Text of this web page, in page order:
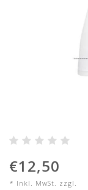
€12,50
* Inkl. MwSt. zzgl.